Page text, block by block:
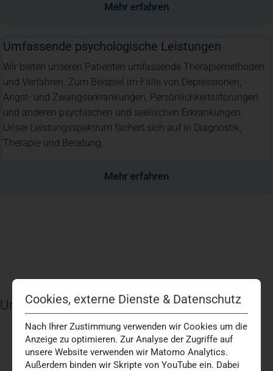
Mehr erfahren
Umfassende psychologische Leistungen
Wir bieten unseren Patienten umfassende Therapiemethoden
und Verfahren. Zum Beispiel im Falle von Depressionen,
Angst- und Zwangserkrankungen, Persönlichkeitsstörungen
und anderen psychischen und seelischen Erkrankungen.
Unser Leistungsspektrum fächert sich auf in Diagnostik,
Therapie und Beratung.
Mehr erfahren
Unsere diagnostischen Ansätze
Cookies, externe Dienste & Datenschutz
Nach Ihrer Zustimmung verwenden wir Cookies um die
Anzeige zu optimieren. Zur Analyse der Zugriffe auf
unsere Website verwenden wir Matomo Analytics.
Außerdem binden wir Skripte von YouTube ein. Dabei